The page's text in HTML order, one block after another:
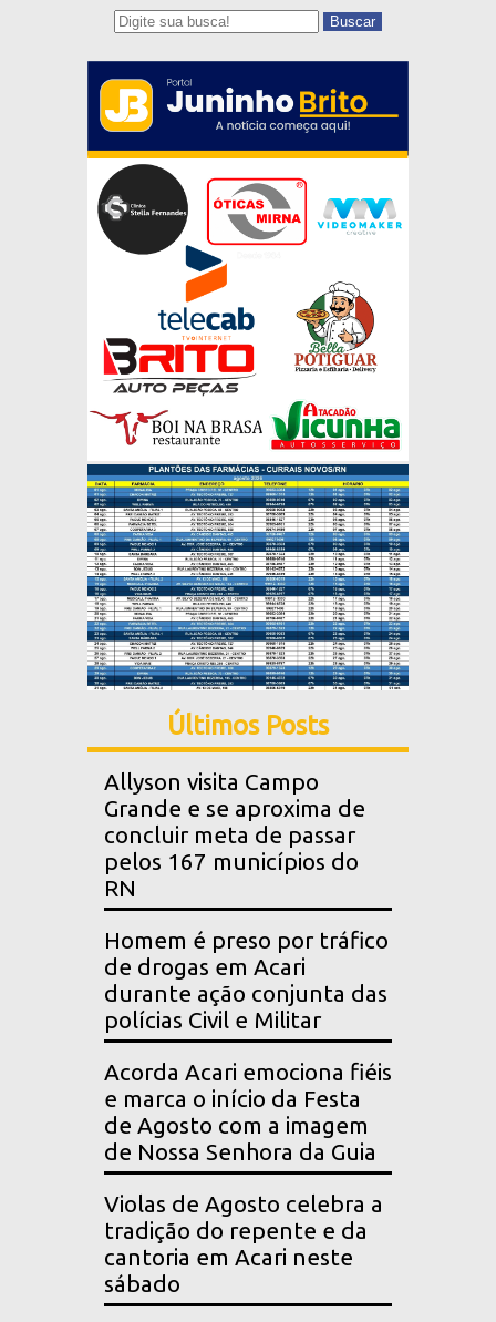
Buscar
Últimos Posts
Allyson visita Campo
Grande e se aproxima de
concluir meta de passar
pelos 167 municípios do
RN
Homem é preso por tráfico
de drogas em Acari
durante ação conjunta das
polícias Civil e Militar
Acorda Acari emociona fiéis
e marca o início da Festa
de Agosto com a imagem
de Nossa Senhora da Guia
Violas de Agosto celebra a
tradição do repente e da
cantoria em Acari neste
sábado